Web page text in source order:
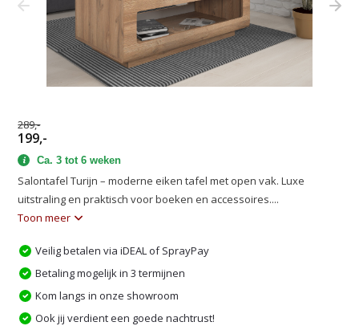
289,-
199,-
Ca. 3 tot 6 weken
Salontafel Turijn – moderne eiken tafel met open vak. Luxe
uitstraling en praktisch voor boeken en accessoires....
Toon meer
Veilig betalen via iDEAL of SprayPay
Betaling mogelijk in 3 termijnen
Kom langs in onze showroom
Ook jij verdient een goede nachtrust!